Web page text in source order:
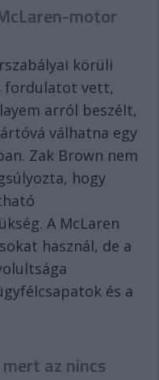
motor
körüli
fordulatot vett,
arról beszélt,
válhatna egy
Zak Brown nem
hogy
A McLaren
használ, de a
és a
az nincs